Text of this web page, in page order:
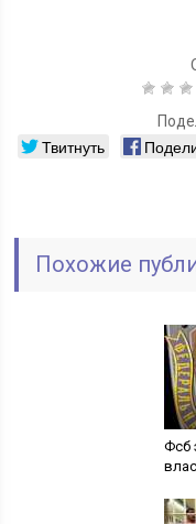
Твитнуть
Похожие
Фсб